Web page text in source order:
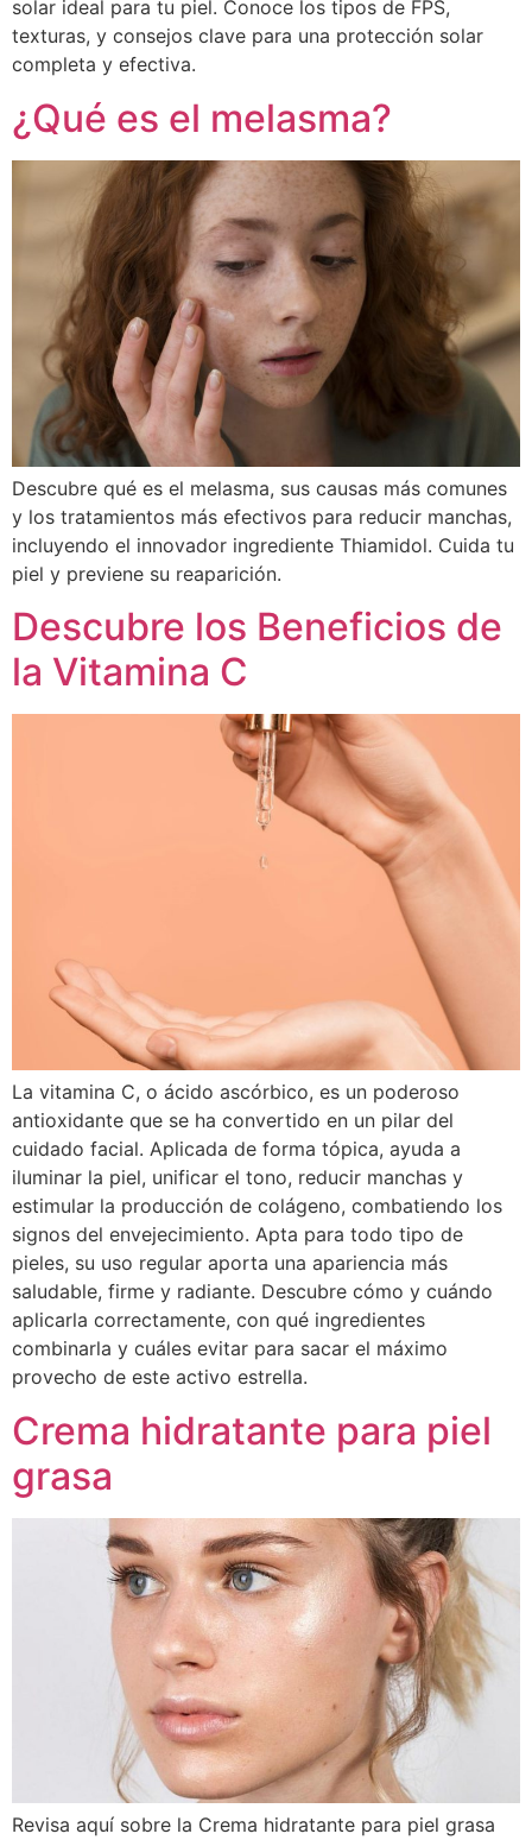
solar ideal para tu piel. Conoce los tipos de FPS,
texturas, y consejos clave para una protección solar
completa y efectiva.
¿Qué es el melasma?
Descubre qué es el melasma, sus causas más comunes
y los tratamientos más efectivos para reducir manchas,
incluyendo el innovador ingrediente Thiamidol. Cuida tu
piel y previene su reaparición.
Descubre los Beneficios de
la Vitamina C
La vitamina C, o ácido ascórbico, es un poderoso
antioxidante que se ha convertido en un pilar del
cuidado facial. Aplicada de forma tópica, ayuda a
iluminar la piel, unificar el tono, reducir manchas y
estimular la producción de colágeno, combatiendo los
signos del envejecimiento. Apta para todo tipo de
pieles, su uso regular aporta una apariencia más
saludable, firme y radiante. Descubre cómo y cuándo
aplicarla correctamente, con qué ingredientes
combinarla y cuáles evitar para sacar el máximo
provecho de este activo estrella.
Crema hidratante para piel
grasa
Revisa aquí sobre la Crema hidratante para piel grasa